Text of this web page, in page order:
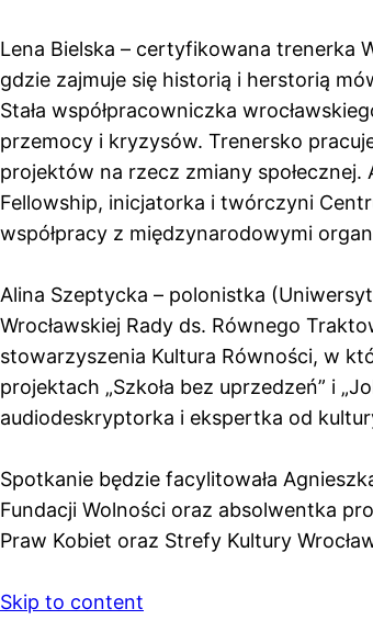
Lena Bielska – certyfikowana trenerka
gdzie zajmuje się historią i herstorią
Stała współpracowniczka
przemocy i kryzysów. Trenersko
projektów na rzecz zmiany
Fellowship, inicjatorka i twórczyni
współpracy z międzynarodowymi
Alina Szeptycka – polonistka
Wrocławskiej Rady ds. Równego
stowarzyszenia Kultura Równości, w
projektach „Szkoła bez uprzedzeń” i
audiodeskryptorka i ekspertka od
Spotkanie będzie facylitowała
Fundacji Wolności oraz absolwentka
Praw Kobiet oraz Strefy Kultury
Skip to content